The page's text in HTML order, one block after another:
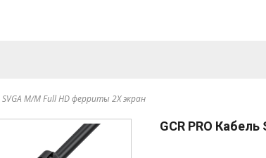
SVGA M/M Full HD ферриты 2Х экран
GCR PRO